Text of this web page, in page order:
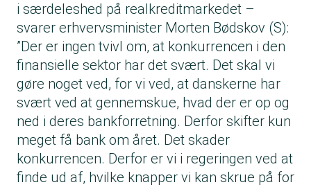
i særdeleshed på realkreditmarkedet –
svarer erhvervsminister Morten Bødskov (S):
”Der er ingen tvivl om, at konkurrencen i den
finansielle sektor har det svært. Det skal vi
gøre noget ved, for vi ved, at danskerne har
svært ved at gennemskue, hvad der er op og
ned i deres bankforretning. Derfor skif­­­­­ter kun
meget få bank om året. Det skader
konkurrencen. Derfor er vi i regeringen ved at
finde ud af, hvilke knapper vi kan skrue på for